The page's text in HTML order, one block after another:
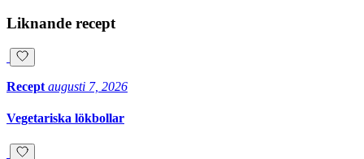
Liknande recept
Recept augusti 7, 2026
Vegetariska lökbollar